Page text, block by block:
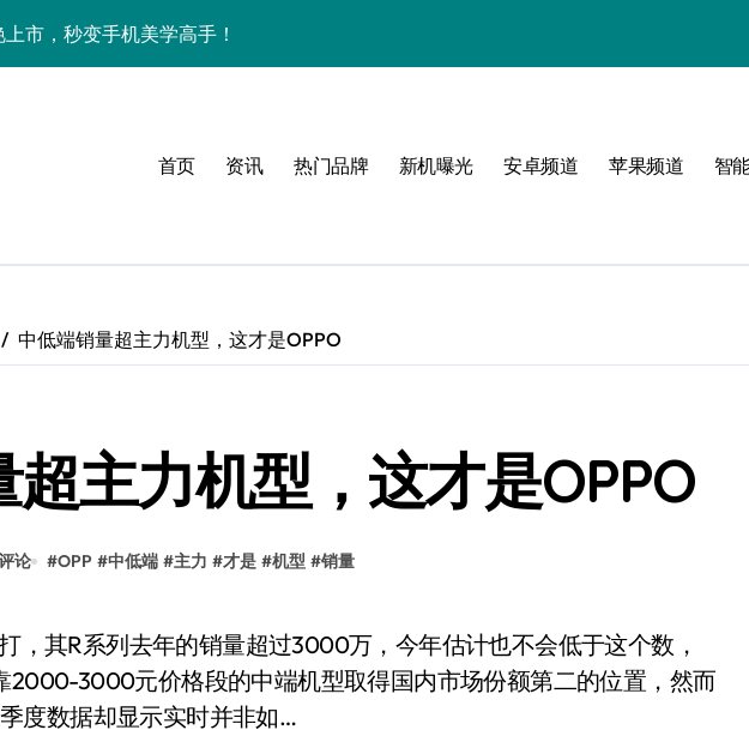
市，秒变手机美学高手！
，时尚旗舰新选择！
性机，3招玩转壁纸与主题！
潮玩，炫酷随心！
定新尚，玩转个性无限可能
叠时尚，一瞬惊艳
！定制主题潮翻天
首页 资讯 热门品牌 新机曝光 安卓频道 苹果频道 智
中低端销量超主力机型，这才是OPPO
主力机型，这才是OPPO
论 #OPP #中低端 #主力 #才是 #机型 #销量
2000-3000元价格段的中端机型取得国内市场份额第二的位置，然而
度数据却显示实时并非如…